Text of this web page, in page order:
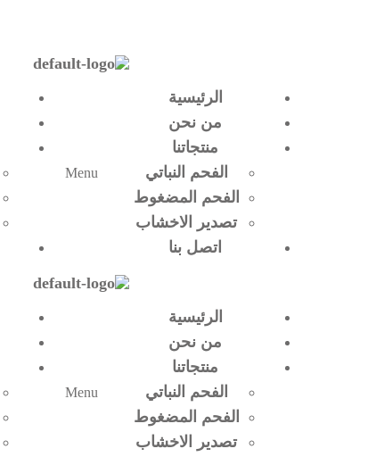
الرئيسية
من نحن
منتجاتنا
الفحم النباتي
الفحم المضغوط
تصدير الاخشاب
اتصل بنا
Menu
الرئيسية
من نحن
منتجاتنا
الفحم النباتي
الفحم المضغوط
تصدير الاخشاب
Menu